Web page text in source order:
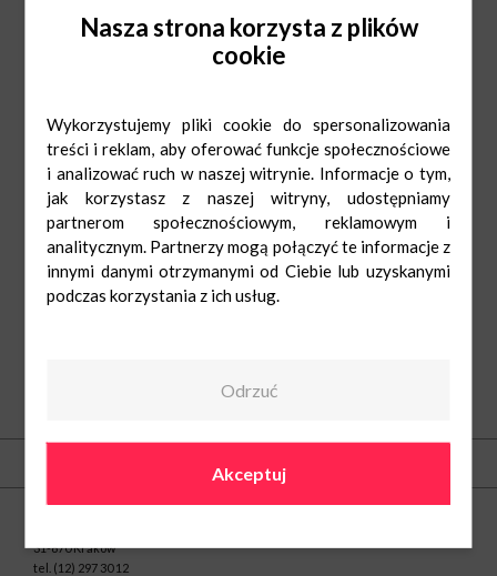
Centrum Nowe Czyżyny
31-870 Kraków
tel. (12) 297 30 12
Nasza strona korzysta z plików
cookie
Wykorzystujemy pliki cookie do spersonalizowania
treści i reklam, aby oferować funkcje społecznościowe
i analizować ruch w naszej witrynie. Informacje o tym,
jak korzystasz z naszej witryny, udostępniamy
partnerom społecznościowym, reklamowym i
analitycznym. Partnerzy mogą połączyć te informacje z
innymi danymi otrzymanymi od Ciebie lub uzyskanymi
podczas korzystania z ich usług.
Odrzuć
Akceptuj